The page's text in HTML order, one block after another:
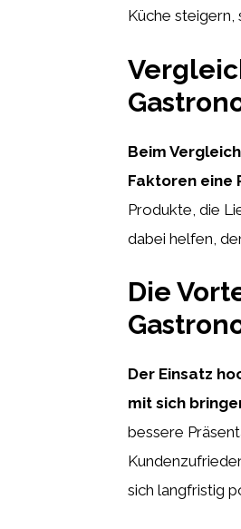
Küche steigern,
Beim
Faktoren eine
Produkte, die
dabei helfen,
Die
Der Einsatz
mit sich
bessere
sich langfristig